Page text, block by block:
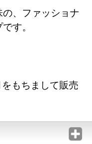
、ファッショナ
す。
もちまして販売